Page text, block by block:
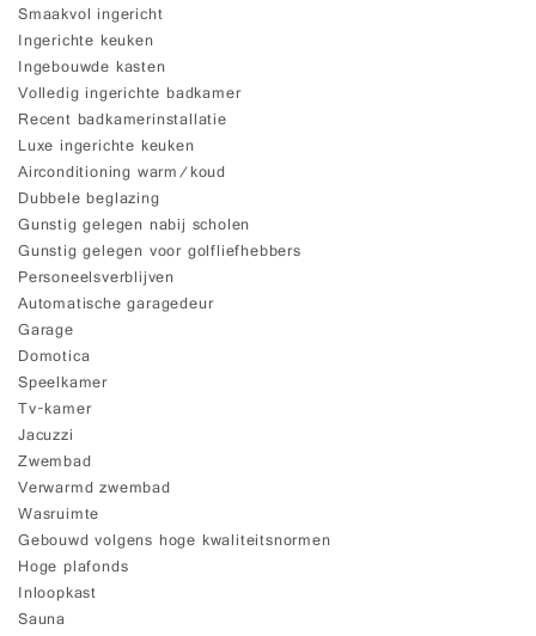
Smaakvol ingericht
Ingerichte keuken
Ingebouwde kasten
Volledig ingerichte badkamer
Recent badkamerinstallatie
Luxe ingerichte keuken
Airconditioning warm/koud
Dubbele beglazing
Gunstig gelegen nabij scholen
Gunstig gelegen voor golfliefhebbers
Personeelsverblijven
Automatische garagedeur
Garage
Domotica
Speelkamer
Tv-kamer
Jacuzzi
Zwembad
Verwarmd zwembad
Wasruimte
Gebouwd volgens hoge kwaliteitsnormen
Hoge plafonds
Inloopkast
Sauna